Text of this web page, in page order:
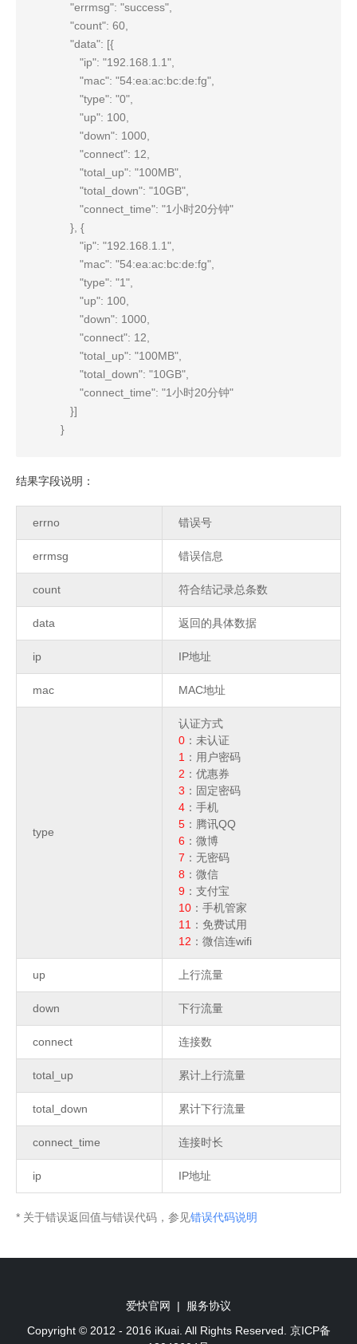
结果字段说明：
errno 错误号
errmsg 错误信息
count 符合结记录总条数
data 返回的具体数据
ip IP地址
mac MAC地址
type
认证方式
0 ：未认证
1 ：用户密码
2 ：优惠券
3 ：固定密码
4 ：手机
5 ：腾讯QQ
6 ：微博
7 ：无密码
8 ：微信
9 ：支付宝
10 ：手机管家
11 ：免费试用
12 ：微信连wifi
up 上行流量
down 下行流量
connect 连接数
total_up 累计上行流量
total_down 累计下行流量
connect_time 连接时长
ip IP地址
* 关于错误返回值与错误代码，参见错误代码说明
爱快官网 |
服务协议
Copyright © 2012 - 2016 iKuai. All Rights Reserved. 京ICP备